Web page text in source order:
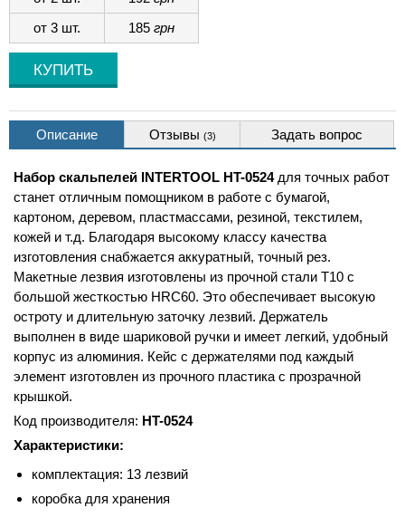
от 3 шт.
185 грн
Описание Отзывы (3) Задать вопрос
Набор скальпелей INTERTOOL HT-0524для точных работ
станет отличным помощником в работе с бумагой,
картоном, деревом, пластмассами, резиной, текстилем,
кожей и т.д. Благодаря высокому классу качества
изготовления снабжается аккуратный, точный рез.
Макетные лезвия изготовлены из прочной стали T10 с
большой жесткостью HRC60. Это обеспечивает высокую
остроту и длительную заточку лезвий. Держатель
выполнен в виде шариковой ручки и имеет легкий, удобный
корпус из алюминия. Кейс с держателями под каждый
элемент изготовлен из прочного пластика с прозрачной
крышкой.
Код производителя: HT-0524
Характеристики:
комплектация: 13 лезвий
коробка для хранения